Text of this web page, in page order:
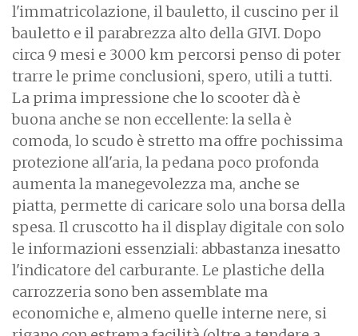
l'immatricolazione, il bauletto, il cuscino per il
bauletto e il parabrezza alto della GIVI. Dopo
circa 9 mesi e 3000 km percorsi penso di poter
trarre le prime conclusioni, spero, utili a tutti.
La prima impressione che lo scooter dà è
buona anche se non eccellente: la sella è
comoda, lo scudo è stretto ma offre pochissima
protezione all'aria, la pedana poco profonda
aumenta la manegevolezza ma, anche se
piatta, permette di caricare solo una borsa della
spesa. Il cruscotto ha il display digitale con solo
le informazioni essenziali: abbastanza inesatto
l'indicatore del carburante. Le plastiche della
carrozzeria sono ben assemblate ma
economiche e, almeno quelle interne nere, si